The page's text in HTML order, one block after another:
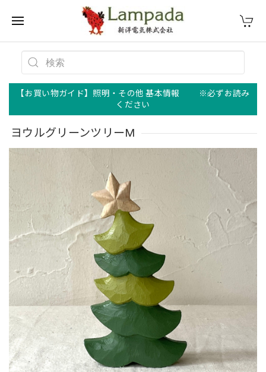
【お買い物ガイド】照明・その他 基本情報 ※必ずお読み
ください
ヨウルグリーンツリーM